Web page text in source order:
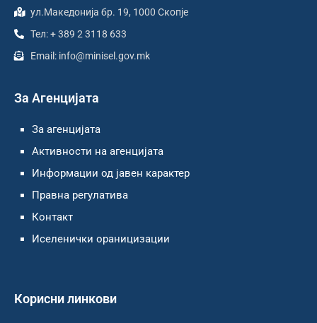
ул.Македонија бр. 19, 1000 Скопје
Тел: + 389 2 3118 633
Email: info@minisel.gov.mk
За Агенцијата
За агенцијата
Активности на агенцијата
Информации од јавен карактер
Правна регулатива
Контакт
Иселенички ораницизации
Корисни линкови